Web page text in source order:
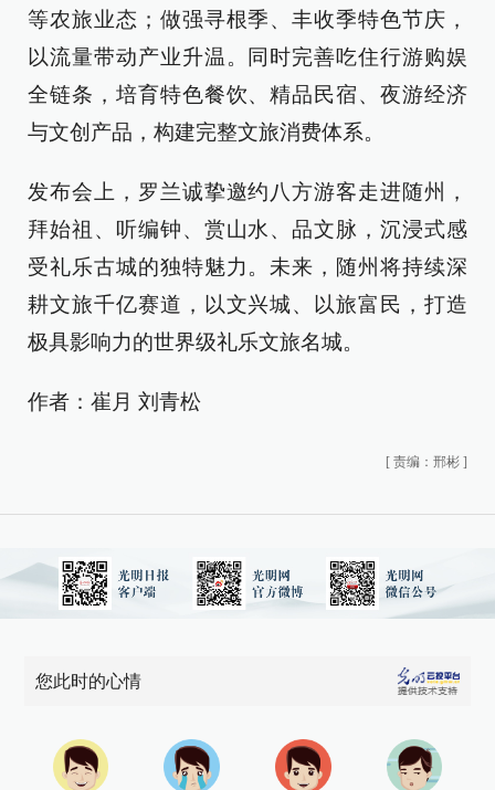
等农旅业态；做强寻根季、丰收季特色节庆，
以流量带动产业升温。同时完善吃住行游购娱
全链条，培育特色餐饮、精品民宿、夜游经济
与文创产品，构建完整文旅消费体系。
发布会上，罗兰诚挚邀约八方游客走进随州，
拜始祖、听编钟、赏山水、品文脉，沉浸式感
受礼乐古城的独特魅力。未来，随州将持续深
耕文旅千亿赛道，以文兴城、以旅富民，打造
极具影响力的世界级礼乐文旅名城。
作者：崔月 刘青松
[ 责编：邢彬 ]
您此时的心情